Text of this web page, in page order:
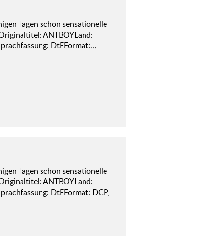
Tagen schon sensationelle
ANTBOYLand:
DtFFormat:…
Tagen schon sensationelle
ANTBOYLand:
DtFFormat: DCP,